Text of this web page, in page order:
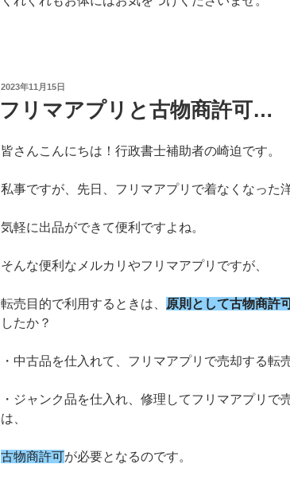
投
日:
2023年11月15日
フリマアプリと古物商許可…
皆さんこんにちは！行政書士補助者の崎迫です。
私事ですが、先日、フリマアプリで着なくなった
気軽に出品ができて便利ですよね。
そんな便利なメルカリやフリマアプリですが、
転売目的で利用するときは、 原則として古物商許
したか？
・中古品を仕入れて、フリマアプリで売却する転売
・ジャンク品を仕入れ、修理してフリマアプリで
は、
古物商許可が必要となるのです。